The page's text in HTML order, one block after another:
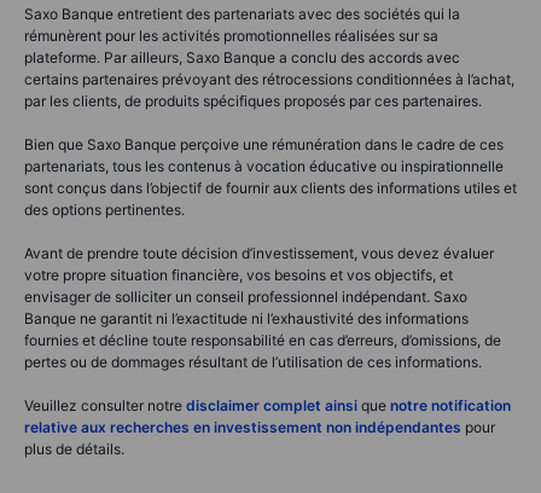
Saxo Banque entretient des partenariats avec des sociétés qui la
rémunèrent pour les activités promotionnelles réalisées sur sa
plateforme. Par ailleurs, Saxo Banque a conclu des accords avec
certains partenaires prévoyant des rétrocessions conditionnées à l’achat,
par les clients, de produits spécifiques proposés par ces partenaires.
Bien que Saxo Banque perçoive une rémunération dans le cadre de ces
partenariats, tous les contenus à vocation éducative ou inspirationnelle
sont conçus dans l’objectif de fournir aux clients des informations utiles et
des options pertinentes.
Avant de prendre toute décision d’investissement, vous devez évaluer
votre propre situation financière, vos besoins et vos objectifs, et
envisager de solliciter un conseil professionnel indépendant. Saxo
Banque ne garantit ni l’exactitude ni l’exhaustivité des informations
fournies et décline toute responsabilité en cas d’erreurs, d’omissions, de
pertes ou de dommages résultant de l’utilisation de ces informations.
Veuillez consulter notre disclaimer complet ainsi que notre notification
relative aux recherches en investissement non indépendantes pour
plus de détails.